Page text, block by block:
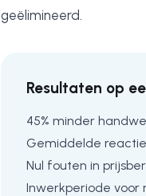
geëlimineerd.
Resultaten op
45% minder
Gemiddelde
Nul fouten in
Inwerkperiode voor